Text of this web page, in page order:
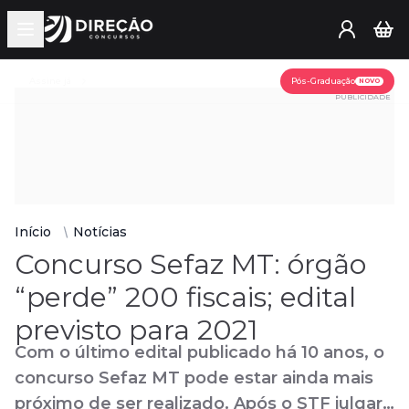
Open main menu
Pós-Graduação NOVO
PUBLICIDADE
Início Notícias
Concurso Sefaz MT: órgão
“perde” 200 fiscais; edital
previsto para 2021
Com o último edital publicado há 10 anos, o
concurso Sefaz MT pode estar ainda mais
próximo de ser realizado. Após o STF julgar